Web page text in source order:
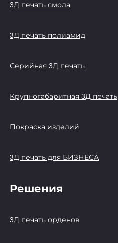
3Д печать смола
3Д печать полиамид
Серийная 3Д печать
Крупногабаритная 3Д печать
Покраска изделий
3Д печать для БИЗНЕСА
Решения
3Д печать орденов